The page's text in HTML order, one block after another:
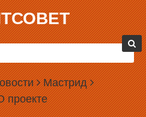
Мастрид
проекте
РАБОТАТЬ
Денис Паслер запретил
систему патентов,